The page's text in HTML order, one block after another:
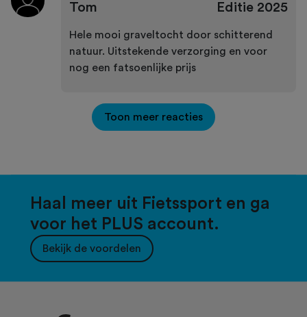
Tom Editie2025
Hele mooi graveltocht door schitterend
natuur. Uitstekende verzorging en voor
nog een fatsoenlijke prijs
Toon meer reacties
Haal meer uit Fietssport en ga
voor het PLUS account.
Bekijk de voordelen